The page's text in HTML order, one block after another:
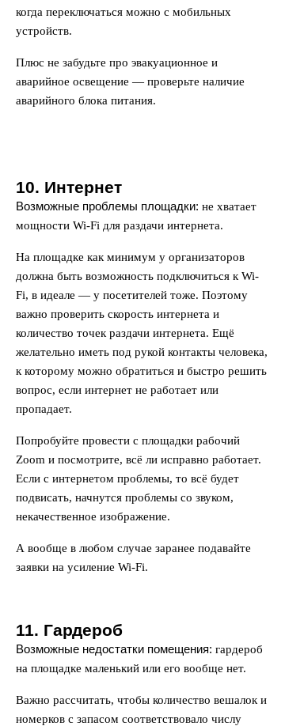
когда переключаться можно с мобильных
устройств.
Плюс не забудьте про эвакуационное и
аварийное освещение — проверьте наличие
аварийного блока питания.
10. Интернет
Возможные проблемы площадки: не хватает
мощности Wi-Fi для раздачи интернета.
На площадке как минимум у организаторов
должна быть возможность подключиться к Wi-
Fi, в идеале — у посетителей тоже. Поэтому
важно проверить скорость интернета и
количество точек раздачи интернета. Ещё
желательно иметь под рукой контакты человека,
к которому можно обратиться и быстро решить
вопрос, если интернет не работает или
пропадает.
Попробуйте провести с площадки рабочий
Zoom и посмотрите, всё ли исправно работает.
Если с интернетом проблемы, то всё будет
подвисать, начнутся проблемы со звуком,
некачественное изображение.
А вообще в любом случае заранее подавайте
заявки на усиление Wi-Fi.
11. Гардероб
Возможные недостатки помещения: гардероб
на площадке маленький или его вообще нет.
Важно рассчитать, чтобы количество вешалок и
номерков с запасом соответствовало числу